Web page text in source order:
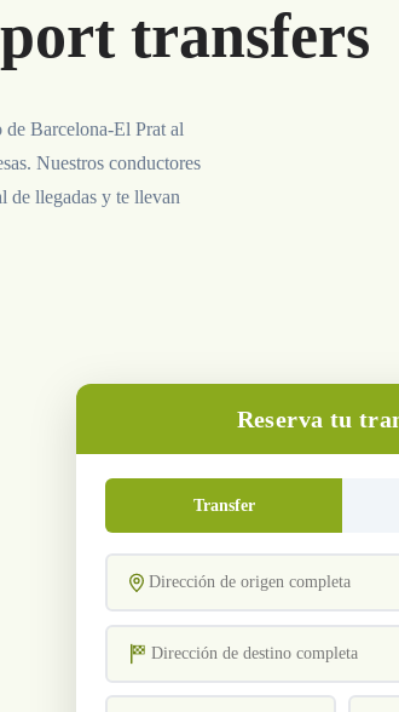
transfers
de Barcelona-El Prat al
Nuestros conductores
de llegadas y te llevan
Reserva tu
Transfer